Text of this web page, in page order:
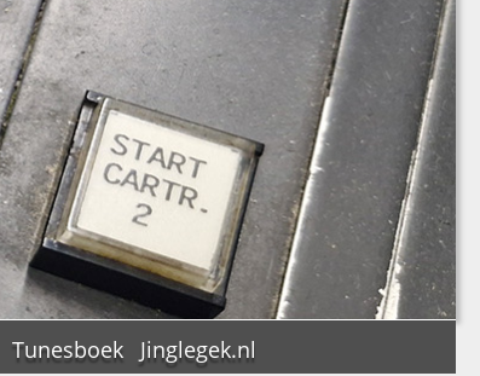
Tunesboek Jinglegek.nl